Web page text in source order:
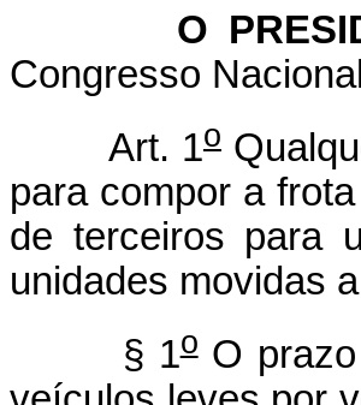
O
Congresso
Art. 1o
para compor a
de terceiros para
unidades movidas
§ 1oO prazo